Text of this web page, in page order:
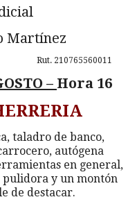
– Hora 16
taladro de banco,
autógena
en general,
pulidora y un montón
de destacar.